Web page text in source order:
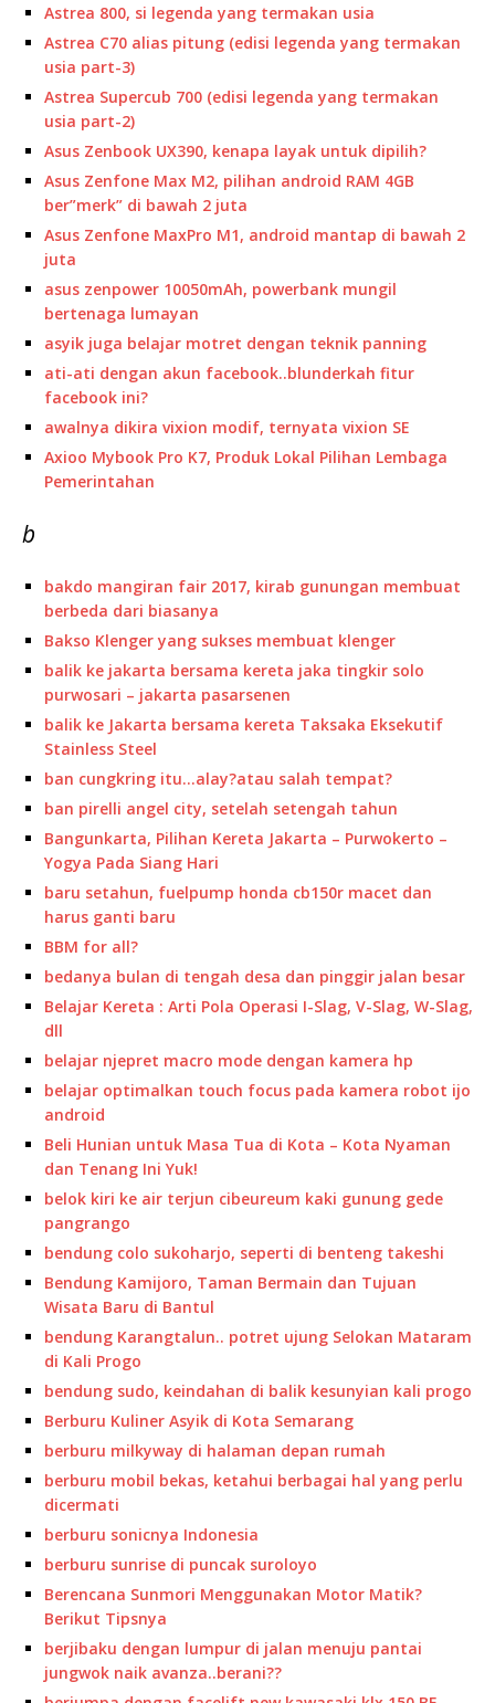
Astrea 800, si legenda yang termakan usia
Astrea C70 alias pitung (edisi legenda yang termakan
usia part-3)
Astrea Supercub 700 (edisi legenda yang termakan
usia part-2)
Asus Zenbook UX390, kenapa layak untuk dipilih?
Asus Zenfone Max M2, pilihan android RAM 4GB
ber”merk” di bawah 2 juta
Asus Zenfone MaxPro M1, android mantap di bawah 2
juta
asus zenpower 10050mAh, powerbank mungil
bertenaga lumayan
asyik juga belajar motret dengan teknik panning
ati-ati dengan akun facebook..blunderkah fitur
facebook ini?
awalnya dikira vixion modif, ternyata vixion SE
Axioo Mybook Pro K7, Produk Lokal Pilihan Lembaga
Pemerintahan
b
bakdo mangiran fair 2017, kirab gunungan membuat
berbeda dari biasanya
Bakso Klenger yang sukses membuat klenger
balik ke jakarta bersama kereta jaka tingkir solo
purwosari – jakarta pasarsenen
balik ke Jakarta bersama kereta Taksaka Eksekutif
Stainless Steel
ban cungkring itu…alay?atau salah tempat?
ban pirelli angel city, setelah setengah tahun
Bangunkarta, Pilihan Kereta Jakarta – Purwokerto –
Yogya Pada Siang Hari
baru setahun, fuelpump honda cb150r macet dan
harus ganti baru
BBM for all?
bedanya bulan di tengah desa dan pinggir jalan besar
Belajar Kereta : Arti Pola Operasi I-Slag, V-Slag, W-Slag,
dll
belajar njepret macro mode dengan kamera hp
belajar optimalkan touch focus pada kamera robot ijo
android
Beli Hunian untuk Masa Tua di Kota – Kota Nyaman
dan Tenang Ini Yuk!
belok kiri ke air terjun cibeureum kaki gunung gede
pangrango
bendung colo sukoharjo, seperti di benteng takeshi
Bendung Kamijoro, Taman Bermain dan Tujuan
Wisata Baru di Bantul
bendung Karangtalun.. potret ujung Selokan Mataram
di Kali Progo
bendung sudo, keindahan di balik kesunyian kali progo
Berburu Kuliner Asyik di Kota Semarang
berburu milkyway di halaman depan rumah
berburu mobil bekas, ketahui berbagai hal yang perlu
dicermati
berburu sonicnya Indonesia
berburu sunrise di puncak suroloyo
Berencana Sunmori Menggunakan Motor Matik?
Berikut Tipsnya
berjibaku dengan lumpur di jalan menuju pantai
jungwok naik avanza..berani??